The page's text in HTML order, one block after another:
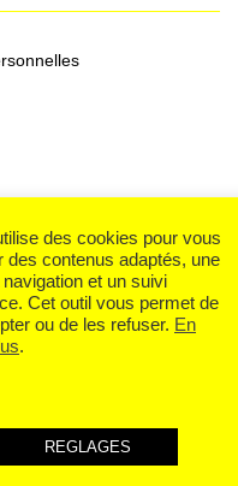
des cookies pour vous
des contenus adaptés, une
navigation et un suivi
Cet outil vous permet de
ou de les refuser. En
.
REGLAGES